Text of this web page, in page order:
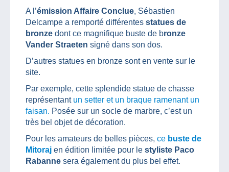
A l’émission Affaire Conclue, Sébastien
Delcampe a remporté différentes statues de
bronze dont ce magnifique buste de bronze
Vander Straeten signé dans son dos.
D’autres statues en bronze sont en vente sur le
site.
Par exemple, cette splendide statue de chasse
représentant un setter et un braque ramenant un
faisan. Posée sur un socle de marbre, c’est un
très bel objet de décoration.
Pour les amateurs de belles pièces, ce buste de
Mitoraj en édition limitée pour le styliste Paco
Rabanne sera également du plus bel effet.